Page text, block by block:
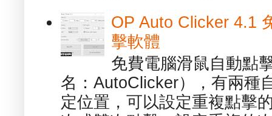
OP Auto Clicker 4.1
擊軟體
免費電腦滑鼠自動點
名：AutoClicker），有兩種
定位置，可以設定重複點擊